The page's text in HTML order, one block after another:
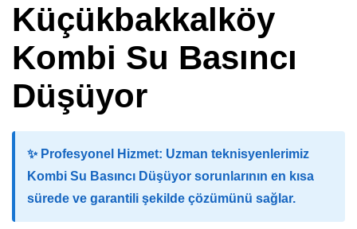
Küçükbakkalköy
Kombi Su Basıncı
Düşüyor
✨ Profesyonel Hizmet: Uzman teknisyenlerimiz
Kombi Su Basıncı Düşüyor sorunlarının en kısa
sürede ve garantili şekilde çözümünü sağlar.